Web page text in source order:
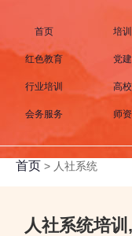
首页 培
红色教育 党
行业培训 高
会务服务 师
首页 > 人社系统
人社系统培